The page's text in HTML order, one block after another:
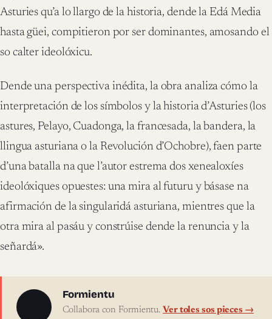
Asturies qu’a lo llargo de la historia, dende la Edá Media
hasta güei, compitieron por ser dominantes, amosando el
so calter ideolóxicu.
Dende una perspectiva inédita, la obra analiza cómo la
interpretación de los símbolos y la historia d’Asturies (los
astures, Pelayo, Cuadonga, la francesada, la bandera, la
llingua asturiana o la Revolución d’Ochobre), faen parte
d’una batalla na que l’autor estrema dos xenealoxíes
ideolóxiques opuestes: una mira al futuru y básase na
afirmación de la singularidá asturiana, mientres que la
otra mira al pasáu y constrúise dende la renuncia y la
señardá».
Sobre l'autor
Formientu
Collabora con Formientu.Ver toles sos pieces →